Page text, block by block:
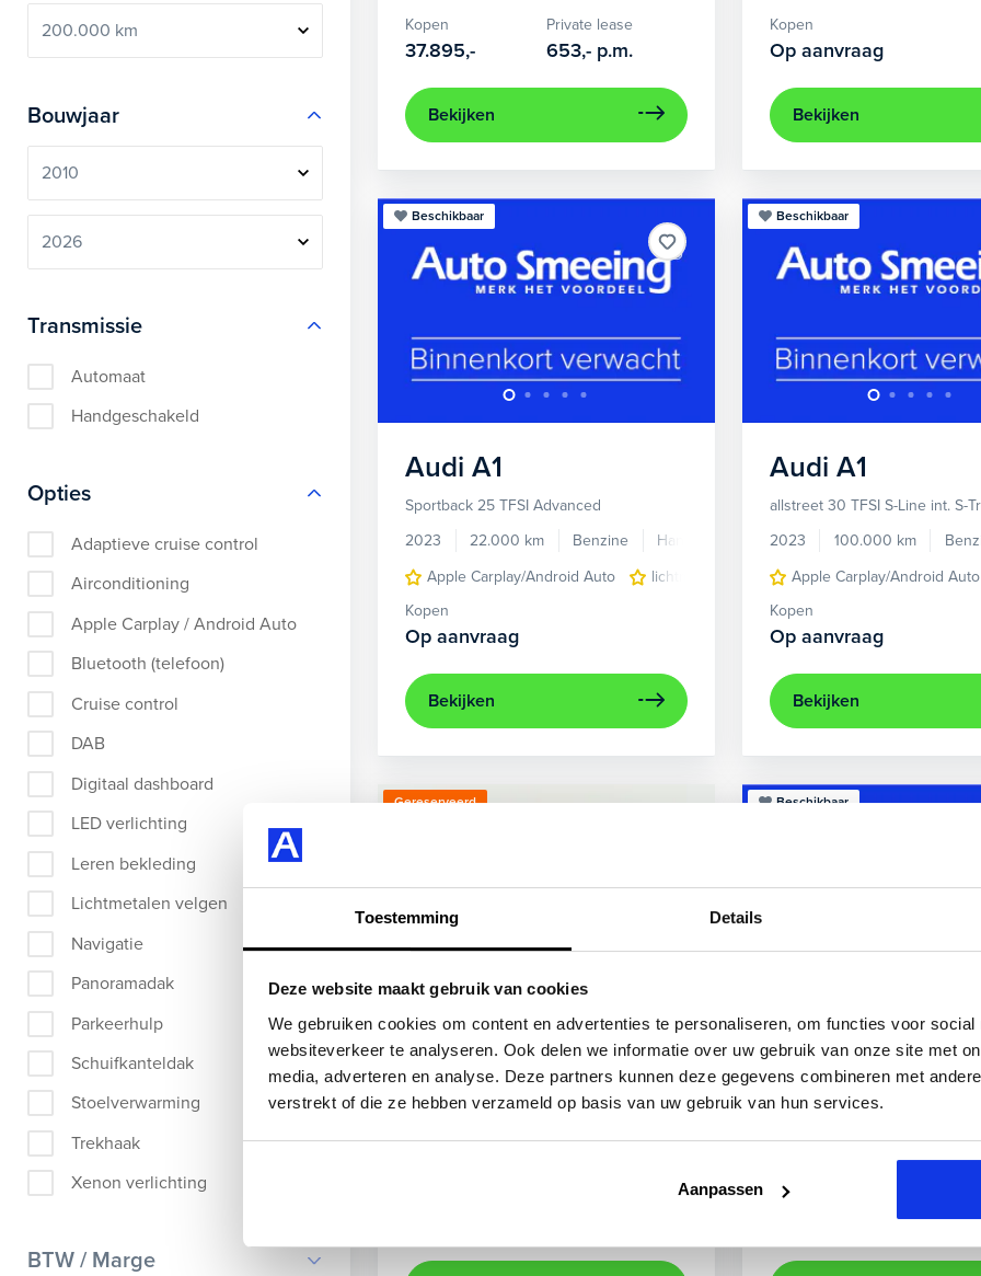
Toestemming Details
Deze website maakt gebruik van cookies
We gebruiken cookies om content en advertenties te personaliseren, om functies voor social
websiteverkeer te analyseren. Ook delen we informatie over uw gebruik van onze site met
media, adverteren en analyse. Deze partners kunnen deze gegevens combineren met
verstrekt of die ze hebben verzameld op basis van uw gebruik van hun services.
Aanpassen
Bouwjaar
Transmissie
Automaat
Handgeschakeld
Opties
Adaptieve cruise control
Airconditioning
Apple Carplay / Android Auto
Bluetooth (telefoon)
Cruise control
DAB
Digitaal dashboard
LED verlichting
Leren bekleding
Lichtmetalen velgen
Navigatie
Panoramadak
Parkeerhulp
Schuifkanteldak
Stoelverwarming
Trekhaak
Xenon verlichting
BTW / Marge
Kopen
37.895,-
Private lease
653,- p.m.
Bekijken
Kopen
Op aanvraag
Bekijken
Beschikbaar
Audi A1
Sportback 25 TFSI Advanced
2023
22.000 km Benzine
Handgeschakeld
Apple Carplay/Android Auto
lichtmetalen velgen 5-spaaks 17"
Kopen
Op aanvraag
Bekijken
Beschikbaar
Audi A1
allstreet 30 TFSI S-Line int. S-
2023
100.000 km
Apple Carplay/Android Auto
Kopen
Op aanvraag
Bekijken
Gereserveerd
Audi A3
Sportback 40 TFSIe Advanced
lichtmetalen
Beschikbaar
Audi A3
Sportback 40 TFSIe Plug-In
achteruitrijcamera
Kopen